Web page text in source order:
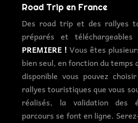
Road Trip en France
Des road trip et des rallyes
préparés et
PREMIERE ! Vous êtes
bien seul, en fonction du temps
disponible vous pouvez
rallyes touristiques que vous
réalisés, la validation des
parcours se font en ligne.